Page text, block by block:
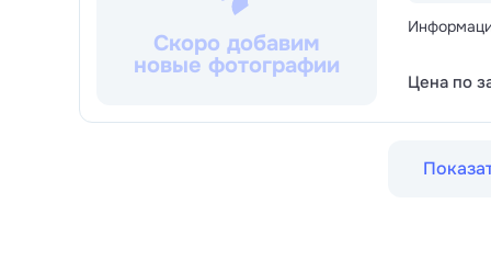
Скоро добавим
новые фотографии
Цена по